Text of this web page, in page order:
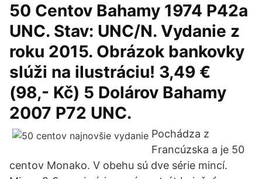
50 Centov Bahamy 1974 P42a
UNC. Stav: UNC/N. Vydanie z
roku 2015. Obrázok bankovky
slúži na ilustráciu! 3,49 €
(98,- Kč) 5 Dolárov Bahamy
2007 P72 UNC.
Pochádza z
Francúzska a je 50
centov Monako. V obehu sú dve série mincí.